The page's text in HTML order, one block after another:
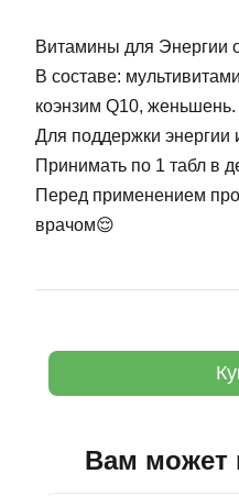
Витамины для Энергии
В составе:
коэнзим Q10, женьшень.
Для поддержки энергии
Принимать по 1 табл в
Перед применением
врачом😌
Вам может